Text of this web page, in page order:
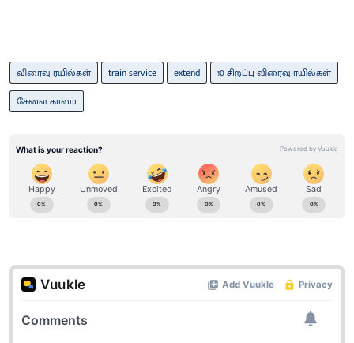
விரைவு ரயில்கள் train service extend
10 சிறப்பு விரைவு ரயில்கள்
சேவை காலம்